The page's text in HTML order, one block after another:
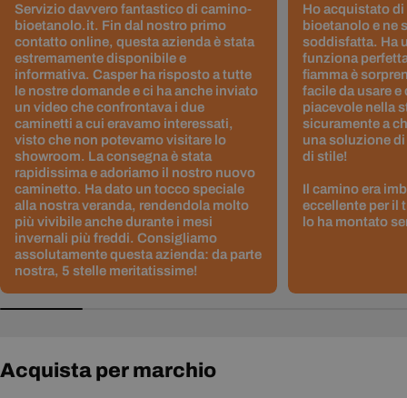
Servizio davvero fantastico di camino-
bioetanolo.it. Fin dal nostro primo
contatto online, questa azienda è stata
estremamente disponibile e
informativa. Casper ha risposto a tutte
le nostre domande e ci ha anche inviato
un video che confrontava i due
caminetti a cui eravamo interessati,
visto che non potevamo visitare lo
showroom. La consegna è stata
rapidissima e adoriamo il nostro nuovo
caminetto. Ha dato un tocco speciale
alla nostra veranda, rendendola molto
più vivibile anche durante i mesi
invernali più freddi. Consigliamo
assolutamente questa azienda: da parte
nostra, 5 stelle meritatissime!
Ho acquistato di
bioetanolo e ne
soddisfatta. Ha
funziona
fiamma è
facile da usare e
piacevole nella
sicuramente a
una soluzione
di stile!
Il camino era
eccellente per il
lo ha montato
Acquista per marchio